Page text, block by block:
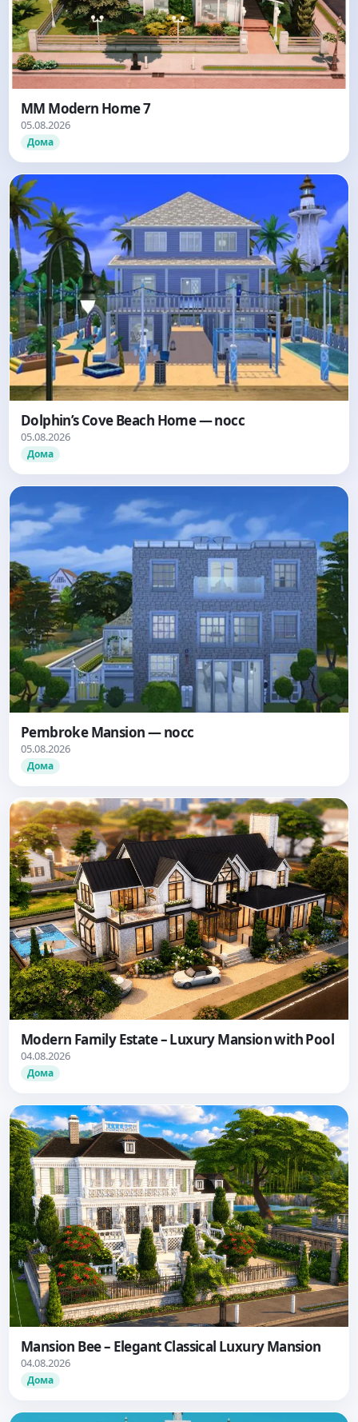
MM Modern Home 7
05.08.2026
Дома
Dolphin’s Cove Beach Home — nocc
05.08.2026
Дома
Pembroke Mansion — nocc
05.08.2026
Дома
Modern Family Estate – Luxury Mansion with Pool
04.08.2026
Дома
Mansion Bee – Elegant Classical Luxury Mansion
04.08.2026
Дома